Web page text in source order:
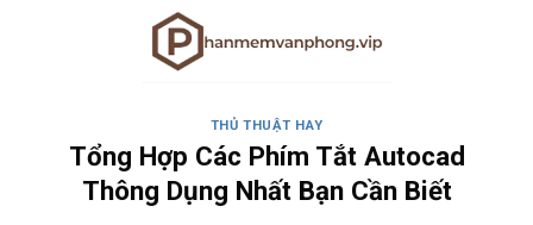
THỦ THUẬT HAY
Tổng Hợp Các Phím Tắt Autocad
Thông Dụng Nhất Bạn Cần Biết